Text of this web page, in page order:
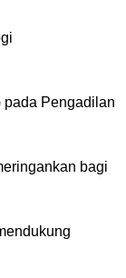
pada Pengadilan
bagi